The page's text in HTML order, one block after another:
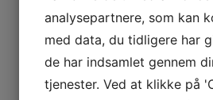
Easy closing
1.200,00 DKK
Læs mere
analysepartnere, som kan
med data, du tidligere har
de har indsamlet gennem
tjenester. Ved at klikke på